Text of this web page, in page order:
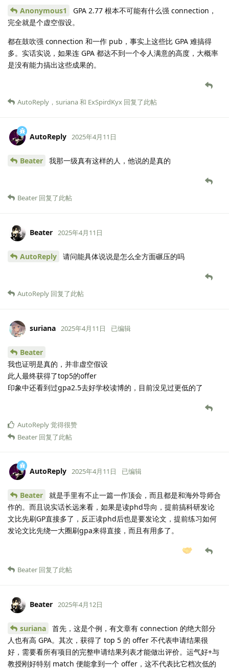
Anonymous1
GPA 2.77 根本不可能有什么强 connection，
完全就是个虚空假设。
都在鼓吹强 connection 和一作 pub，事实上这些比 GPA 难搞得
多。实话实说，如果连 GPA 都达不到一个令人满意的高度，大概率
是没有能力搞出这些成果的。
AutoReply ， suriana和 ExSpirdKyx 回复了此帖
AutoReply 2025年4月11日
Beater 我那一级真有这样的人，他说的是真的
Beater 回复了此帖
Beater 2025年4月11日
AutoReply 请问能具体说说是怎么全方面碾压的吗
AutoReply 回复了此帖
suriana 2025年4月11日 已编辑
Beater
我也证明是真的，并非虚空假设
此人最终获得了top5的offer
印象中还看到过gpa2.5去好学校读博的，目前没见过更低的了
AutoReply觉得很赞
Beater 回复了此帖
AutoReply 2025年4月11日 已编辑
Beater
就是手里有不止一篇一作顶会，而且都是和海外导师合
作的。而且说实话长远来看，如果是读phd导向，提前搞科研发论
文比先刷GP直接多了，反正读phd后也是要发论文，提前练习如何
发论文比先绕一大圈刷gpa来得直接，而且有用多了。
Beater 回复了此帖
Beater 2025年4月12日
suriana
首先，这是个例，有文章有 connection 的绝大部分
人也有高 GPA。其次，获得了 top 5 的 offer 不代表申请结果很
好，需要看所有项目的完整申请结果列表才能做出评价。运气好+与
教授刚好特别 match 便能拿到一个 offer，这不代表比它档次低的